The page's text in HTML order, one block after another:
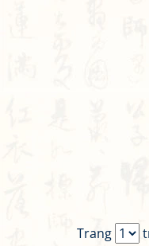
Trang